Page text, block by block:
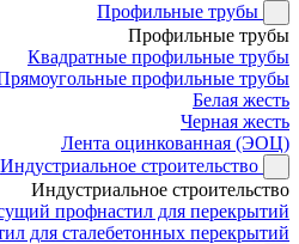
Профильные трубы
Профильные трубы
Квадратные профильные трубы
профильные трубы
Белая жесть
Черная жесть
Лента оцинкованная (ЭОЦ)
Индустриальное строительство
Индустриальное строительство
профнастил для перекрытий
для сталебетонных перекрытий